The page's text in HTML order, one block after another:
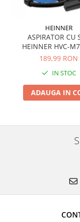
Plita electrica
Plita gaz
Sandwich maker
Storcator fructe
Toaster
Ingrijire Personala
HEINNER
ASPIRATOR CU
HEINNER HVC-
189,99 RON
IN STOC
ADAUGA IN